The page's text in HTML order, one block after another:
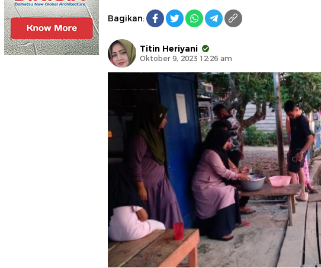
Bagikan:
Titin Heriyani
Oktober 9, 2023 12:26 am